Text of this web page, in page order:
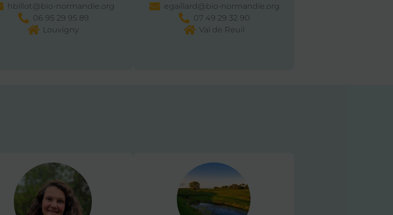
hbillot@bio-normandie.org
06 95 29 95 89
Louvigny
egaillard@bio-normandie.org
07 49 29 32 90
Val de Reuil